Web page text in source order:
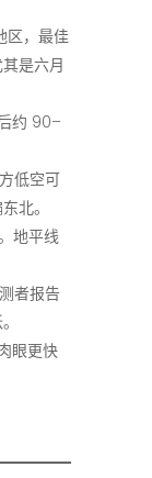
区，最佳
是六月
约 90–
低空可
北。
地平线
者报告
眼更快